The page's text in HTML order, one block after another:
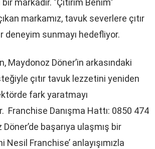
markadır. "Çıtırım Benim"
markamız, tavuk severlere çıtır
deneyim sunmayı hedefliyor.
Maydonoz Döner’in arkasındaki
çıtır tavuk lezzetini yeniden
fark yaratmayı
Franchise Danışma Hattı: 0850 474
başarıya ulaşmış bir
Nesil Franchise’ anlayışımızla